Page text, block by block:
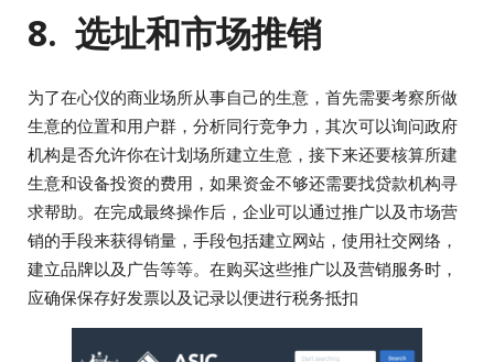
8. 选址和市场推销
为了在心仪的商业场所从事自己的生意，首先需要考察所做
生意的位置和用户群，分析同行竞争力，其次可以询问政府
机构是否允许你在计划场所建立生意，接下来还要核算所建
生意和设备投资的费用，如果资金不够还需要找贷款机构寻
求帮助。在完成最终操作后，企业可以通过推广以及市场营
销的手段来获得销量，手段包括建立网站，使用社交网络，
建立品牌以及广告等等。在购买这些推广以及营销服务时，
应确保保存好发票以及记录以便进行税务抵扣